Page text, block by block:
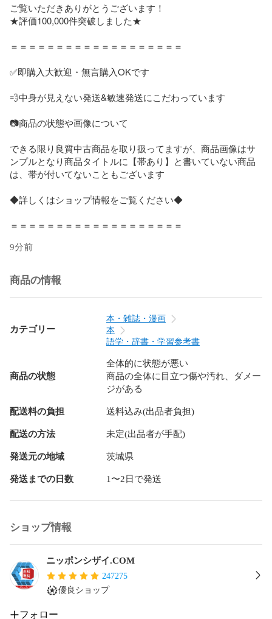
ご覧いただきありがとうございます！
★評価100,000件突破しました★
＝＝＝＝＝＝＝＝＝＝＝＝＝＝＝＝＝＝＝
✅即購入大歓迎・無言購入OKです
💨中身が見えない発送&敏速発送にこだわっています
📷商品の状態や画像について
できる限り良質中古商品を取り扱ってますが、商品画像はサ
ンプルとなり商品タイトルに【帯あり】と書いていない商品
は、帯が付いてないこともございます
◆詳しくはショップ情報をご覧ください◆
＝＝＝＝＝＝＝＝＝＝＝＝＝＝＝＝＝＝＝
9分前
商品の情報
カテゴリー
本・雑誌・漫画
本
語学・辞書・学習参考書
商品の状態
全体的に状態が悪い
商品の全体に目立つ傷や汚れ、ダメー
ジがある
配送料の負担 送料込み(出品者負担)
配送の方法 未定(出品者が手配)
発送元の地域 茨城県
発送までの日数 1〜2日で発送
ショップ情報
ニッポンシザイ.COM
247275
優良ショップ
フォロー